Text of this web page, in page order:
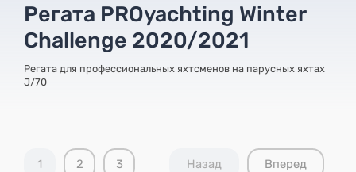
Регата PROyachting Winter
Challenge 2020/2021
Регата для профессиональных яхтсменов на парусных яхтах
J/70
1 2 3 Назад Вперед